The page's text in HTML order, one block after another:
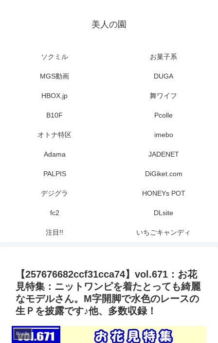
美人の園
ソクミル お菓子系
MGS動画 DUGA
HBOX.jp 舞ワイフ
B10F Pcolle
オトナ特区 imebo
Adama JADENET
PALPIS DiGiket.com
デジグラ HONEYs POT
fc2 DLsite
注目!! いちごキャンディ
【257676682ccf31cca74】vol.671：お花
見特集：ニットワンピを着たとっても綺麗
なモデルさん。M字開脚で水色のレースの
生Ｐを披露です♪他、多数収録！
Pcolle